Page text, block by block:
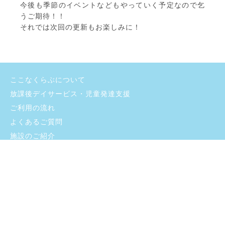
今後も季節のイベントなどもやっていく予定なので乞
うご期待！！
それでは次回の更新もお楽しみに！
ここなくらぶについて
放課後デイサービス・児童発達支援
ご利用の流れ
よくあるご質問
施設のご紹介